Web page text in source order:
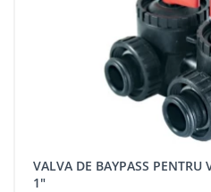
VALVA DE BAYPASS PENTRU VANA DE CONTROL CLACK
1"